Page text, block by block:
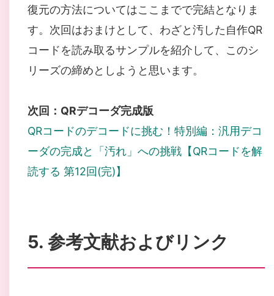
復元の方法についてはここまでで完結となりま
す。次回はおまけとして、わざと汚した自作QR
コードを読み取るサンプルを紹介して、このシ
リーズの締めとしようと思います。
次回：QRデコーダ完成版
QRコードのデコードに挑む！特別編：汎用デコ
ーダの完成と「汚れ」への挑戦【QRコードを解
読する 第12回(完)】
5. 参考文献およびリンク